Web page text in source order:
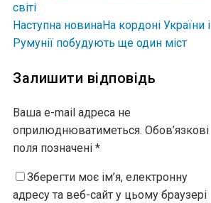
світі
Наступна новинаНа кордоні України і
Румунії побудують ще один міст
Залишити відповідь
Ваша e-mail адреса не
оприлюднюватиметься. Обов’язкові
поля позначені *
Зберегти моє ім’я, електронну
адресу та веб-сайт у цьому браузері